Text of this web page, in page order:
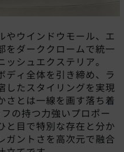
やウインドウモール、エ
をダーククロームで統一
シュエクステリア。
ディ全体を引き締め、ラ
したスタイリングを実現
さとは一線を画す落ち着
の持つ力強いプロポー
と目で特別な存在と分か
ガントさを高次元で融合